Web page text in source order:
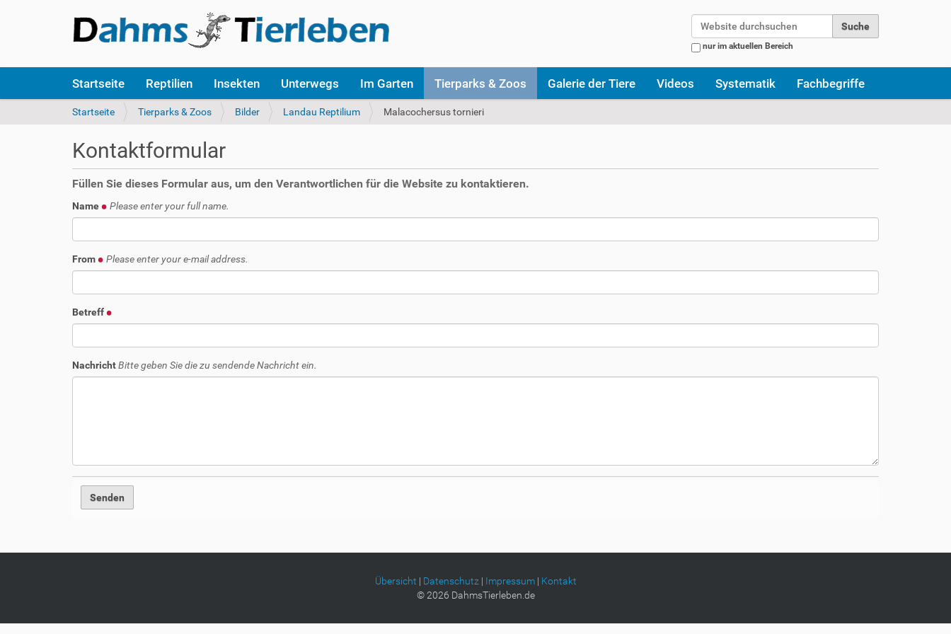
nur im aktuellen Bereich
k
Startseite Reptilien Insekten Unterwegs Im Garten Tierparks & Zoos Galerie der Tiere Videos Systematik Fachbegriffe
S
s
i
n
h
e
Startseite Tierparks & Zoos Bilder Landau Reptilium Malacochersus tornieri
Kontaktformular
Füllen Sie dieses Formular aus, um den Verantwortlichen für die Website zu kontaktieren.
Name Please enter your full name.
From Please enter your e-mail address.
Betreff
NachrichtBitte geben Sie die zu sendende Nachricht ein.
Übersicht | Datenschutz | Impressum| Kontakt
©2026 DahmsTierleben.de